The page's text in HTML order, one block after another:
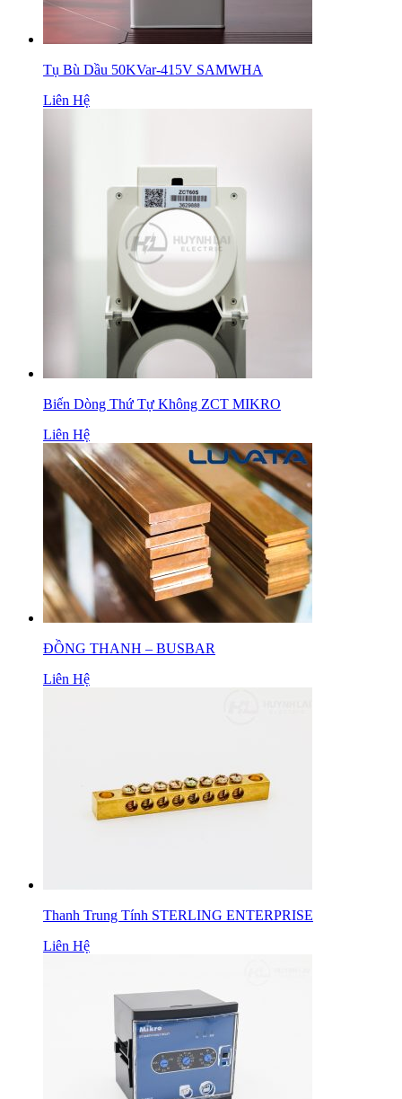
Tụ Bù Dầu 50KVar-415V SAMWHA
Liên Hệ
Biến Dòng Thứ Tự Không ZCT MIKRO
Liên Hệ
ĐỒNG THANH – BUSBAR
Liên Hệ
Thanh Trung Tính STERLING ENTERPRISE
Liên Hệ